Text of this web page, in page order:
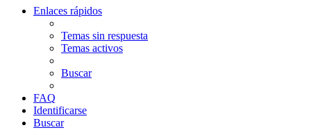
Enlaces rápidos
Temas sin respuesta
Temas activos
Buscar
FAQ
Identificarse
Buscar